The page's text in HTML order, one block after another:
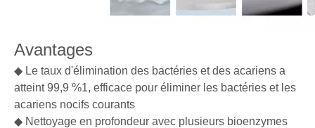
Avantages
◆ Le taux d'élimination des bactéries et des acariens a
atteint 99,9 %1, efficace pour éliminer les bactéries et les
acariens nocifs courants
◆ Nettoyage en profondeur avec plusieurs bioenzymes